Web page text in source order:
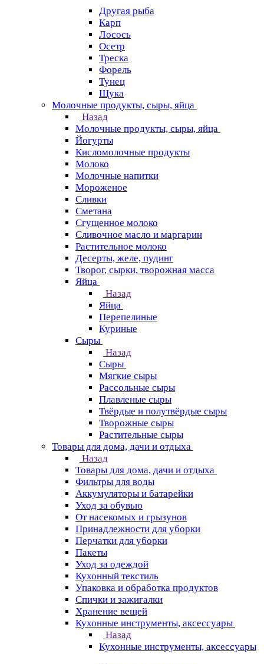
Другая рыба
Карп
Лосось
Осетр
Треска
Форель
Тунец
Щука
Молочные продукты, сыры, яйца
Назад
Молочные продукты, сыры, яйца
Йогурты
Кисломолочные продукты
Молоко
Молочные напитки
Мороженое
Сливки
Сметана
Сгущенное молоко
Сливочное масло и маргарин
Растительное молоко
Десерты, желе, пудинг
Творог, сырки, творожная масса
Яйца
Назад
Яйца
Перепелиные
Куриные
Сыры
Назад
Сыры
Мягкие сыры
Рассольные сыры
Плавленые сыры
Твёрдые и полутвёрдые сыры
Творожные сыры
Растительные сыры
Товары для дома, дачи и отдыха
Назад
Товары для дома, дачи и отдыха
Фильтры для воды
Аккумуляторы и батарейки
Уход за обувью
От насекомых и грызунов
Принадлежности для уборки
Перчатки для уборки
Пакеты
Уход за одеждой
Кухонный текстиль
Упаковка и обработка продуктов
Спички и зажигалки
Хранение вещей
Кухонные инструменты, аксессуары
Назад
Кухонные инструменты, аксессуары